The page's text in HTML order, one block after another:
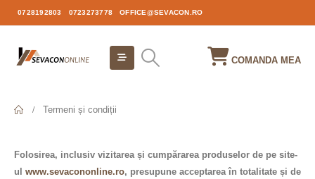
0728192803 0723273778 OFFICE@SEVACON.RO
COMANDA MEA
Termeni și condiții
Folosirea, inclusiv vizitarea și cumpărarea produselor de pe site-
ul www.sevacononline.ro, presupune acceptarea în totalitate și de